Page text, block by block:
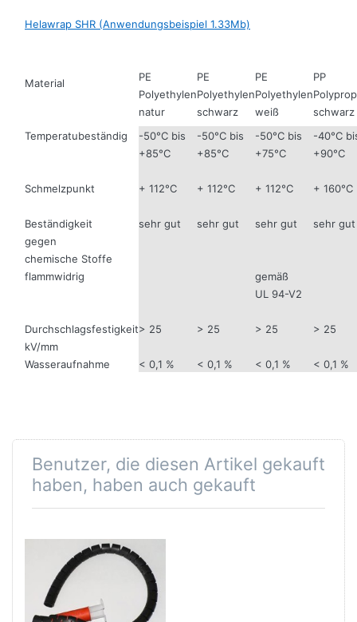
Helawrap SHR (Anwendungsbeispiel 1.33Mb)
Material
PE
Polyethylen
natur
PE
Polyethylen
schwarz
PE
Polyethylen
weiß
PP
schwarz
Temperatubeständig
-50°C bis
+85°C
-50°C bis
+85°C
-50°C bis
+75°C
-40°C
+90°C
Schmelzpunkt + 112°C + 112°C + 112°C + 160°C
Beständigkeit
gegen
chemische Stoffe
sehr gut sehr gut sehr gut sehr gut
flammwidrig
gemäß
UL 94-V2
Durchschlagsfestigkeit
kV/mm
> 25 > 25 > 25 > 25
Wasseraufnahme < 0,1 % < 0,1 % < 0,1 % < 0,1 %
Benutzer, die diesen Artikel gekauft
haben, haben auch gekauft